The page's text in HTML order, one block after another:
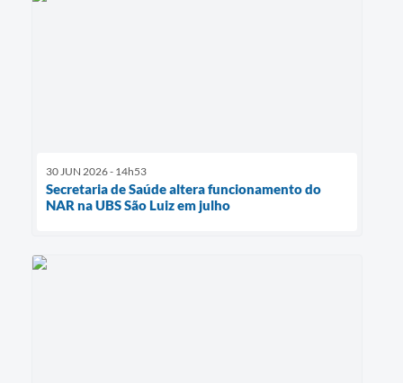
30 JUN 2026 - 14h53
Secretaria de Saúde altera funcionamento do
NAR na UBS São Luiz em julho